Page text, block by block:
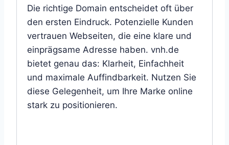
Die richtige Domain entscheidet oft über
den ersten Eindruck. Potenzielle Kunden
vertrauen Webseiten, die eine klare und
einprägsame Adresse haben. vnh.de
bietet genau das: Klarheit, Einfachheit
und maximale Auffindbarkeit. Nutzen Sie
diese Gelegenheit, um Ihre Marke online
stark zu positionieren.